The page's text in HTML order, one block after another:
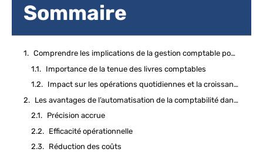
Sommaire
Comprendre les implications de la gestion comptable pour les VTC
Importance de la tenue des livres comptables
Impact sur les opérations quotidiennes et la croissance à long terme
Les avantages de l’automatisation de la comptabilité dans le secteur des VTC
Précision accrue
Efficacité opérationnelle
Réduction des coûts